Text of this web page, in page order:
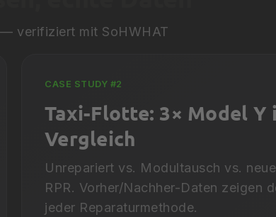
verifiziert mit SoHWHAT
CASE STUDY #2
Taxi-Flotte: 3× Model Y
Vergleich
Unrepariert vs. Modultausch vs.
RPR. Vorher/Nachher-Daten zeigen
jeder Reparaturmethode.